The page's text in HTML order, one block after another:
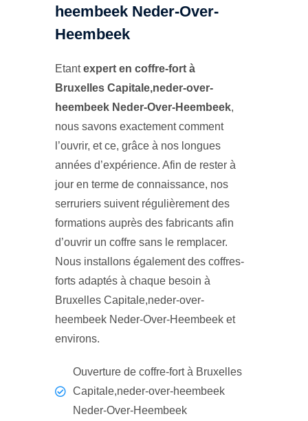
heembeek Neder-Over-
Heembeek
Etantexpert en coffre-fort à
Bruxelles Capitale,neder-over-
heembeek Neder-Over-Heembeek,
nous savons exactement comment
l’ouvrir, et ce, grâce à nos longues
années d’expérience. Afin de rester à
jour en terme de connaissance, nos
serruriers suivent régulièrement des
formations auprès des fabricants afin
d’ouvrir un coffre sans le remplacer.
Nous installons également des coffres-
forts adaptés à chaque besoin à
Bruxelles Capitale,neder-over-
heembeek Neder-Over-Heembeek et
environs.
Ouverture de coffre-fort à Bruxelles
Capitale,neder-over-heembeek
Neder-Over-Heembeek